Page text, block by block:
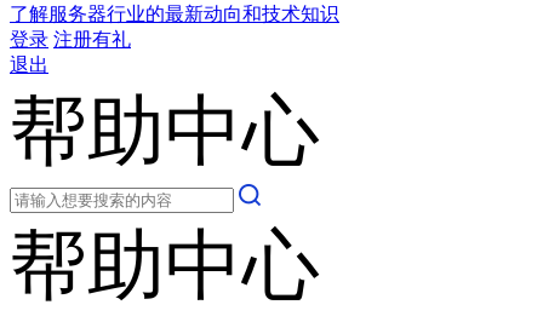
了解服务器行业的最新动向和技术知识
登录 注册有礼
退出
帮助中心
帮助中心